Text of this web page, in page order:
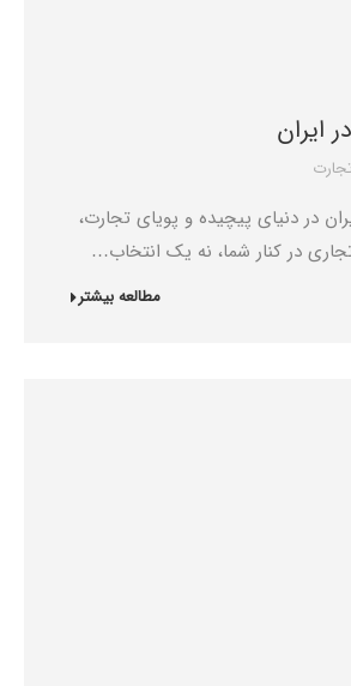
ایران
در دنیای پیچیده و پویای تجارت،
در کنار شما، نه یک انتخاب…
مطالعه بیشتر